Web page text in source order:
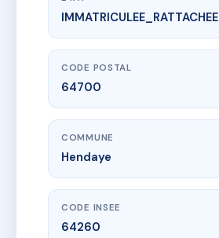
www.vme.plus/AB0111971
RESIDENCE ASCOUBIA 1
1 che de ascoube fagady
IMMATRICULEE_RATTACHEE
CODE POSTAL
64700
COMMUNE
Hendaye
CODE INSEE
64260